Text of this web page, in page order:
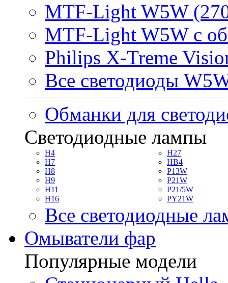
MTF-Light W5W
MTF-Light W5W с
Philips X-Treme
Все светодиоды
Обманки для
Светодиодные лампы
H4
H7
H8
H9
H11
H16
H27
HB4
P13W
P21W
P21/5W
PY21W
Все светодиодные
Омыватели фар
Популярные модели